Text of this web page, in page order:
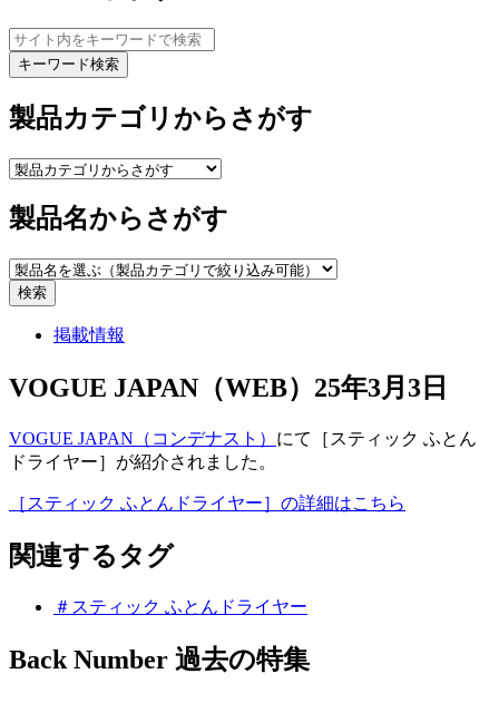
キーワード検索
製品カテゴリからさがす
製品名からさがす
検索
掲載情報
VOGUE JAPAN（WEB）25年3月3日
VOGUE JAPAN（コンデナスト） にて［スティック ふとん
ドライヤー］が紹介されました。
［スティック ふとんドライヤー］の詳細はこちら
関連するタグ
＃スティック ふとんドライヤー
Back Number 過去の特集